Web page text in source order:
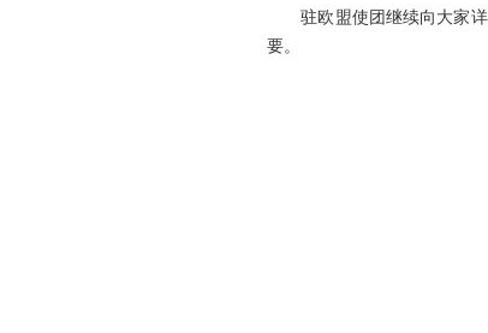
驻欧盟使团继续向大家详
要。